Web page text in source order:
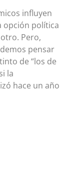
influyen
opción política
Pero,
pensar
de “los de
la
hace un año